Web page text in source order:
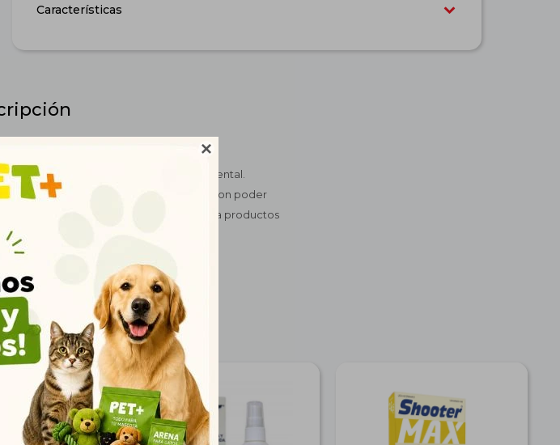

Características
para perros que suma el efecto ambiental.
dentro de las 24 horas post aplicación. Con poder
eliminándolas del ambente sin recurrir a productos
por pulgas y garrapatas.
pueden interesar